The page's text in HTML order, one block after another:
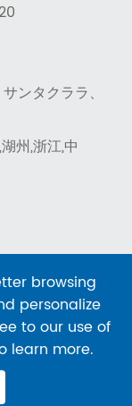
ンタクララ、
州,浙江,中
約されていま
ポリシー
browsing
personalize
to our use of
learn more.